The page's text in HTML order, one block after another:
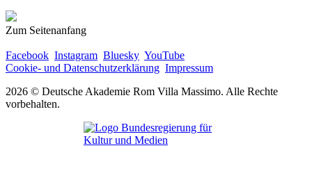
Zum Seitenanfang
Facebook Instagram Bluesky YouTube
Cookie- und Datenschutzerklärung Impressum
2026 © Deutsche Akademie Rom Villa Massimo. Alle Rechte
vorbehalten.